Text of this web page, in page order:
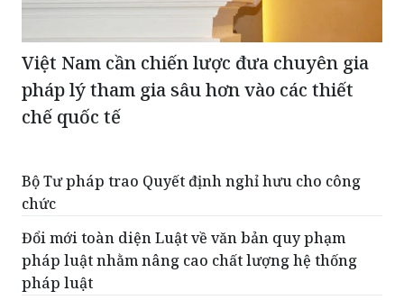
Việt Nam cần chiến lược đưa chuyên gia
pháp lý tham gia sâu hơn vào các thiết
chế quốc tế
Bộ Tư pháp trao Quyết định nghỉ hưu cho công
chức
Đổi mới toàn diện Luật về văn bản quy phạm
pháp luật nhằm nâng cao chất lượng hệ thống
pháp luật